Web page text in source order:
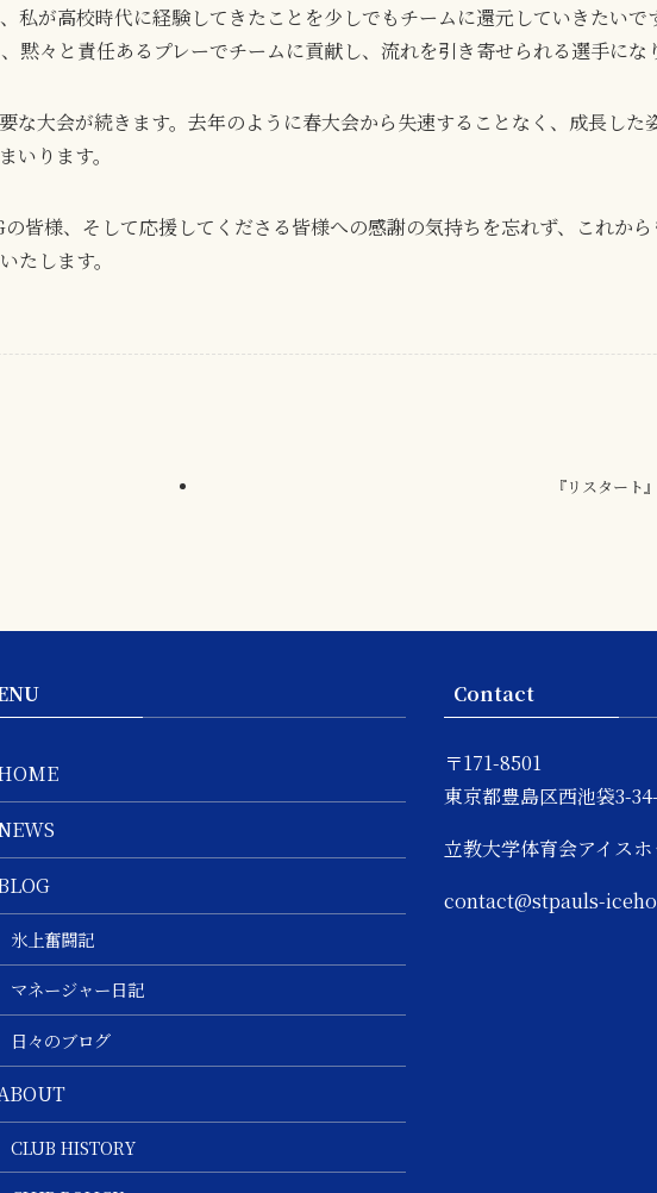
私が高校時代に経験してきたことを少しでもチームに還元していきたいで
黙々と責任あるプレーでチームに貢献し、流れを引き寄せられる選手にな
な大会が続きます。去年のように春大会から失速することなく、成長した
いります。
皆様、そして応援してくださる皆様への感謝の気持ちを忘れず、これか
たします。
『リスタート
氷上奮闘記
マネージャー日記
日々のブログ
CLUB HISTORY
Contact
〒171-8501
東京都豊島区西池袋3-
立教大学体育会アイス
contact@stpauls-